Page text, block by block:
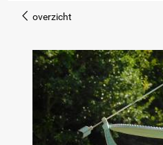
overzicht